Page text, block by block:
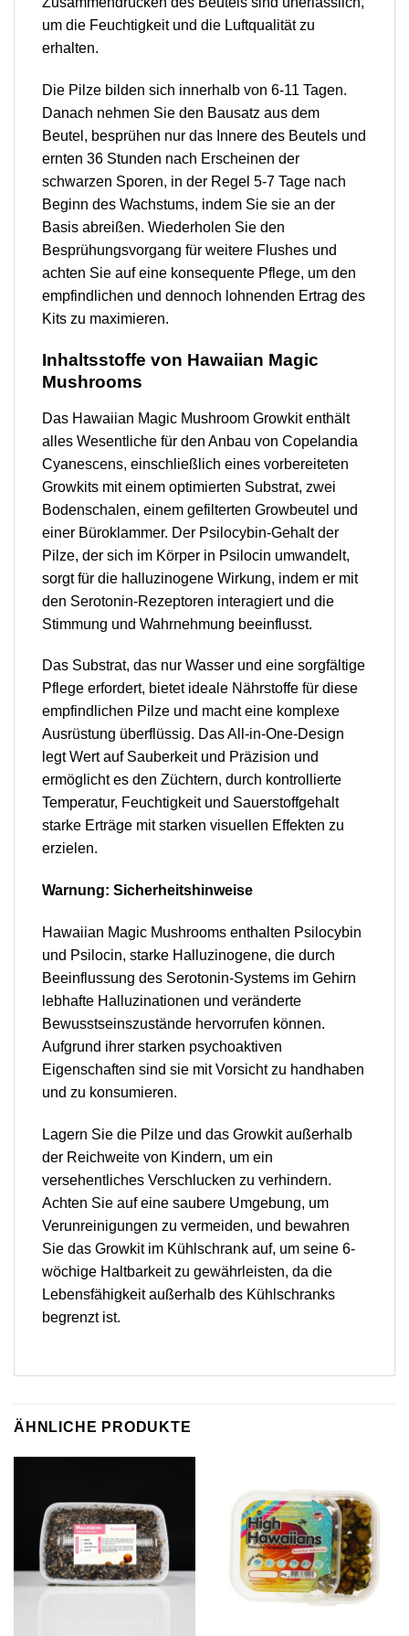
um die Feuchtigkeit und die Luftqualität zu
erhalten.
Die Pilze bilden sich innerhalb von 6-11 Tagen.
Danach nehmen Sie den Bausatz aus dem
Beutel, besprühen nur das Innere des Beutels und
ernten 36 Stunden nach Erscheinen der
schwarzen Sporen, in der Regel 5-7 Tage nach
Beginn des Wachstums, indem Sie sie an der
Basis abreißen. Wiederholen Sie den
Besprühungsvorgang für weitere Flushes und
achten Sie auf eine konsequente Pflege, um den
empfindlichen und dennoch lohnenden Ertrag des
Kits zu maximieren.
Inhaltsstoffe von Hawaiian Magic
Mushrooms
Das Hawaiian Magic Mushroom Growkit enthält
alles Wesentliche für den Anbau von Copelandia
Cyanescens, einschließlich eines vorbereiteten
Growkits mit einem optimierten Substrat, zwei
Bodenschalen, einem gefilterten Growbeutel und
einer Büroklammer. Der Psilocybin-Gehalt der
Pilze, der sich im Körper in Psilocin umwandelt,
sorgt für die halluzinogene Wirkung, indem er mit
den Serotonin-Rezeptoren interagiert und die
Stimmung und Wahrnehmung beeinflusst.
Das Substrat, das nur Wasser und eine sorgfältige
Pflege erfordert, bietet ideale Nährstoffe für diese
empfindlichen Pilze und macht eine komplexe
Ausrüstung überflüssig. Das All-in-One-Design
legt Wert auf Sauberkeit und Präzision und
ermöglicht es den Züchtern, durch kontrollierte
Temperatur, Feuchtigkeit und Sauerstoffgehalt
starke Erträge mit starken visuellen Effekten zu
erzielen.
Warnung: Sicherheitshinweise
Hawaiian Magic Mushrooms enthalten Psilocybin
und Psilocin, starke Halluzinogene, die durch
Beeinflussung des Serotonin-Systems im Gehirn
lebhafte Halluzinationen und veränderte
Bewusstseinszustände hervorrufen können.
Aufgrund ihrer starken psychoaktiven
Eigenschaften sind sie mit Vorsicht zu handhaben
und zu konsumieren.
Lagern Sie die Pilze und das Growkit außerhalb
der Reichweite von Kindern, um ein
versehentliches Verschlucken zu verhindern.
Achten Sie auf eine saubere Umgebung, um
Verunreinigungen zu vermeiden, und bewahren
Sie das Growkit im Kühlschrank auf, um seine 6-
wöchige Haltbarkeit zu gewährleisten, da die
Lebensfähigkeit außerhalb des Kühlschranks
begrenzt ist.
ÄHNLICHE PRODUKTE